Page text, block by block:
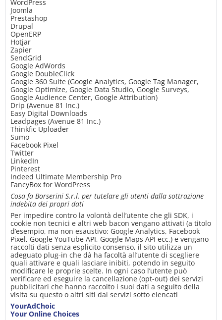
WordPress
Joomla
Prestashop
Drupal
OpenERP
Hotjar
Zapier
SendGrid
Google AdWords
Google DoubleClick
Google 360 Suite (Google Analytics, Google Tag Manager,
Google Optimize, Google Data Studio, Google Surveys,
Google Audience Center, Google Attribution)
Drip (Avenue 81 Inc.)
Easy Digital Downloads
Leadpages (Avenue 81 Inc.)
Thinkfic Uploader
Sumo
Facebook Pixel
Twitter
LinkedIn
Pinterest
Indeed Ultimate Membership Pro
FancyBox for WordPress
Cosa fa Borserini S.r.l. per tutelare gli utenti dalla sottrazione
indebita dei propri dati
Per impedire contro la volontà dell’utente che gli SDK, i
cookie non tecnici e altri web bacon vengano attivati (a titolo
d’esempio, ma non esaustivo: Google Analytics, Facebook
Pixel, Google YouTube API, Google Maps API ecc.) e vengano
raccolti dati senza esplicito consenso, il sito utilizza un
adeguato plug-in che dà ha facoltà all’utente di scegliere
quali attivare e quali lasciare inibiti, potendo in seguito
modificare le proprie scelte. In ogni caso l’utente può
verificare ed eseguire la cancellazione (opt-out) dei servizi
pubblicitari che hanno raccolto i suoi dati a seguito della
visita su questo o altri siti dai servizi sotto elencati
YourAdChoic
Your Online Choices